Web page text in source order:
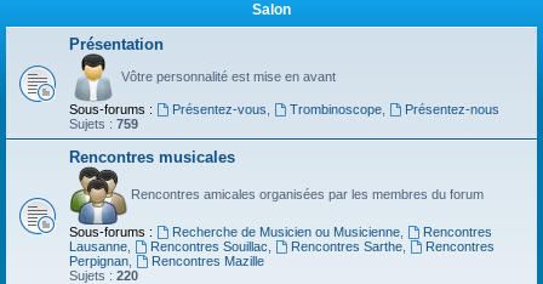
Salon
Présentation
Vôtre personnalité est mise en avant
Sous-forums : Présentez-vous Trombinoscope,
Présentez-nous
Sujets : 759
Rencontres musicales
Rencontres amicales organisées par les membres du forum
Sous-forums : Recherche de Musicien ou Musicienne,
Rencontres
Lausanne
Rencontres Souillac Rencontres Sarthe,
Rencontres
Perpignan
Rencontres Mazille
Sujets : 220